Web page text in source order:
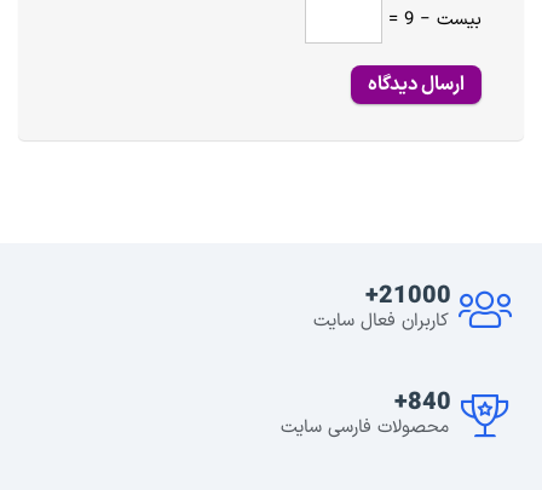
بیست − 9 =
21000+
کاربران فعال سایت
840+
محصولات فارسی سایت